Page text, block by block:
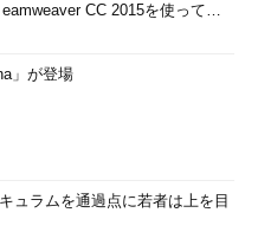
eamweaver CC 2015を使って
」が登場
ュラムを通過点に若者は上を目